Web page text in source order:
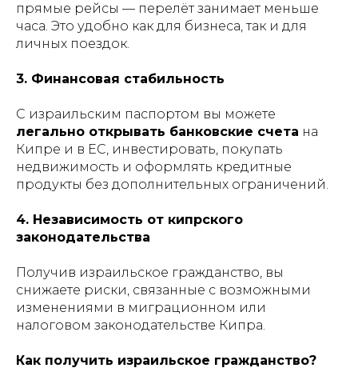
прямые рейсы — перелёт занимает меньше
часа. Это удобно как для бизнеса, так и для
личных поездок.
3. Финансовая стабильность
С израильским паспортом вы можете
легально открывать банковские счета на
Кипре и в ЕС, инвестировать, покупать
недвижимость и оформлять кредитные
продукты без дополнительных ограничений.
4. Независимость от кипрского
законодательства
Получив израильское гражданство, вы
снижаете риски, связанные с возможными
изменениями в миграционном или
налоговом законодательстве Кипра.
Как получить израильское гражданство?